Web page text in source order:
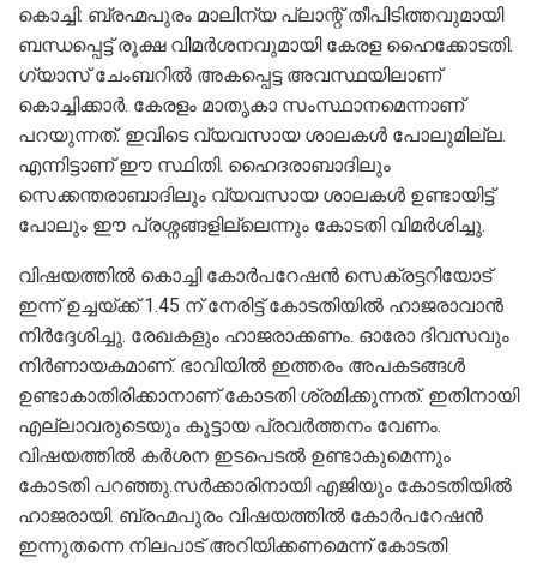
കൊച്ചി: ബ്രഹ്മപുരം മാലിന്യ പ്ലാന്റ് തീപിടിത്തവുമായി
ബന്ധപ്പെട്ട് രൂക്ഷ വിമർശനവുമായി കേരള ഹൈക്കോടതി.
ഗ്യാസ് ചേംബറിൽ അകപ്പെട്ട അവസ്ഥയിലാണ്
കൊച്ചിക്കാർ. കേരളം മാതൃകാ സംസ്ഥാനമെന്നാണ്
പറയുന്നത്. ഇവിടെ വ്യവസായ ശാലകൾ പോലുമില്ല.
എന്നിട്ടാണ് ഈ സ്ഥിതി. ഹൈദരാബാദിലും
സെക്കന്തരാബാദിലും വ്യവസായ ശാലകൾ ഉണ്ടായിട്ട്
പോലും ഈ പ്രശ്നങ്ങളില്ലെന്നും കോടതി വിമർശിച്ചു.
വിഷയത്തിൽ കൊച്ചി കോർപറേഷൻ സെക്രട്ടറിയോട്
ഇന്ന് ഉച്ചയ്ക്ക് 1.45 ന് നേരിട്ട് കോടതിയിൽ ഹാജരാവാൻ
നിർദ്ദേശിച്ചു. രേഖകളും ഹാജരാക്കണം. ഓരോ ദിവസവും
നിർണായകമാണ്. ഭാവിയിൽ ഇത്തരം അപകടങ്ങൾ
ഉണ്ടാകാതിരിക്കാനാണ് കോടതി ശ്രമിക്കുന്നത്. ഇതിനായി
എല്ലാവരുടെയും കൂട്ടായ പ്രവർത്തനം വേണം.
വിഷയത്തിൽ കർശന ഇടപെടൽ ഉണ്ടാകുമെന്നും
കോടതി പറഞ്ഞു.സർക്കാരിനായി എജിയും കോടതിയിൽ
ഹാജരായി. ബ്രഹ്മപുരം വിഷയത്തിൽ കോർപറേഷൻ
ഇന്നുതന്നെ നിലപാട് അറിയിക്കണമെന്ന് കോടതി